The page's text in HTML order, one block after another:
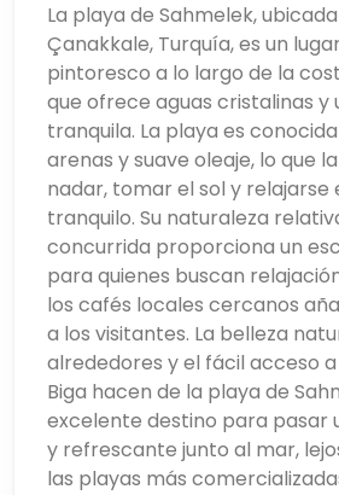
La playa de Sahmelek,
Çanakkale, Turquía, es un
pintoresco a lo largo de la
que ofrece aguas cristalinas y
tranquila. La playa es
arenas y suave oleaje, lo que
nadar, tomar el sol y relajarse
tranquilo. Su naturaleza
concurrida proporciona un
para quienes buscan
los cafés locales cercanos
a los visitantes. La belleza
alrededores y el fácil acceso
Biga hacen de la playa de
excelente destino para pasar
y refrescante junto al mar,
las playas más